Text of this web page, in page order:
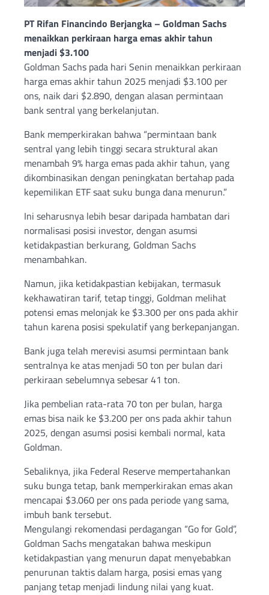
PT Rifan Financindo Berjangka – Goldman Sachs
menaikkan perkiraan harga emas akhir tahun
menjadi $3.100
Goldman Sachs pada hari Senin menaikkan perkiraan
harga emas akhir tahun 2025 menjadi $3.100 per
ons, naik dari $2.890, dengan alasan permintaan
bank sentral yang berkelanjutan.
Bank memperkirakan bahwa “permintaan bank
sentral yang lebih tinggi secara struktural akan
menambah 9% harga emas pada akhir tahun, yang
dikombinasikan dengan peningkatan bertahap pada
kepemilikan ETF saat suku bunga dana menurun.”
Ini seharusnya lebih besar daripada hambatan dari
normalisasi posisi investor, dengan asumsi
ketidakpastian berkurang, Goldman Sachs
menambahkan.
Namun, jika ketidakpastian kebijakan, termasuk
kekhawatiran tarif, tetap tinggi, Goldman melihat
potensi emas melonjak ke $3.300 per ons pada akhir
tahun karena posisi spekulatif yang berkepanjangan.
Bank juga telah merevisi asumsi permintaan bank
sentralnya ke atas menjadi 50 ton per bulan dari
perkiraan sebelumnya sebesar 41 ton.
Jika pembelian rata-rata 70 ton per bulan, harga
emas bisa naik ke $3.200 per ons pada akhir tahun
2025, dengan asumsi posisi kembali normal, kata
Goldman.
Sebaliknya, jika Federal Reserve mempertahankan
suku bunga tetap, bank memperkirakan emas akan
mencapai $3.060 per ons pada periode yang sama,
imbuh bank tersebut.
Mengulangi rekomendasi perdagangan “Go for Gold”,
Goldman Sachs mengatakan bahwa meskipun
ketidakpastian yang menurun dapat menyebabkan
penurunan taktis dalam harga, posisi emas yang
panjang tetap menjadi lindung nilai yang kuat.